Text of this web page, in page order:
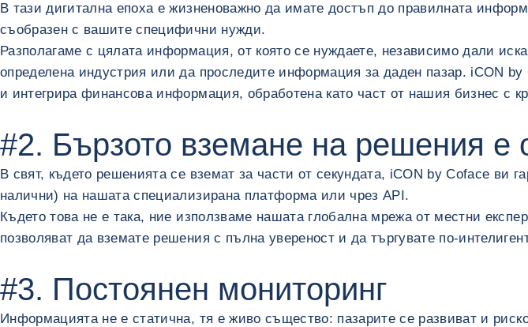
В тази дигитална епоха е жизненоважно да имате достъп до правилната
съобразен с вашите специфични нужди.
Разполагаме с цялата информация, от която се нуждаете, независимо дали
определена индустрия или да проследите информация за даден пазар. iCON
и интегрира финансова информация, обработена като част от нашия бизнес с
#2. Бързото вземане на решения е
В свят, където решенията се вземат за части от секундата, iCON by Coface ви
налични) на нашата специализирана платформа или чрез API.
Където това не е така, ние използваме нашата глобална мрежа от местни
позволяват да вземате решения с пълна увереност и да търгувате по-
#3. Постоянен мониторинг
Информацията не е статична, тя е живо същество: пазарите се развиват и